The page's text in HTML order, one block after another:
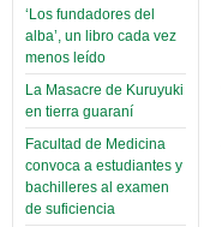
‘Los fundadores del
alba’, un libro cada vez
menos leído
La Masacre de Kuruyuki
en tierra guaraní
Facultad de Medicina
convoca a estudiantes y
bachilleres al examen
de suficiencia